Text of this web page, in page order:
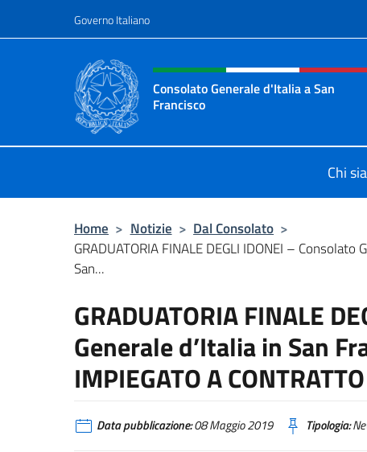
Governo Italiano
Intestazione sito, social e
Consolato Generale d'Italia a San
Francisco
Chi
Home > Notizie > Dal Consolato >
GRADUATORIA FINALE DEGLI IDONEI – Consolato
San...
GRADUATORIA FINALE
Generale d’Italia in San
IMPIEGATO A CONTRATTO
Data pubblicazione:08 Maggio 2019 Tipologia: